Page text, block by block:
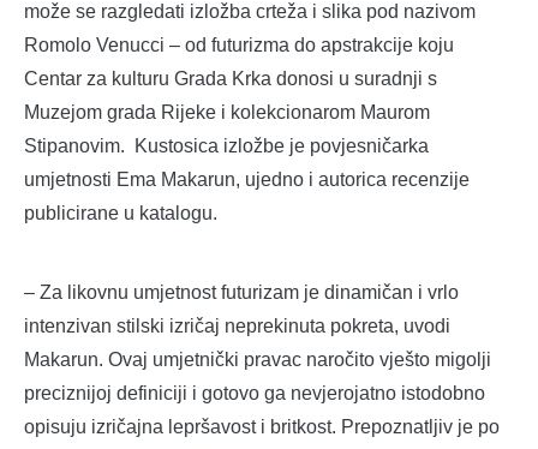
može se razgledati izložba crteža i slika pod nazivom
Romolo Venucci – od futurizma do apstrakcije koju
Centar za kulturu Grada Krka donosi u suradnji s
Muzejom grada Rijeke i kolekcionarom Maurom
Stipanovim. Kustosica izložbe je povjesničarka
umjetnosti Ema Makarun, ujedno i autorica recenzije
publicirane u katalogu.
– Za likovnu umjetnost futurizam je dinamičan i vrlo
intenzivan stilski izričaj neprekinuta pokreta, uvodi
Makarun. Ovaj umjetnički pravac naročito vješto migolji
preciznijoj definiciji i gotovo ga nevjerojatno istodobno
opisuju izričajna lepršavost i britkost. Prepoznatljiv je po